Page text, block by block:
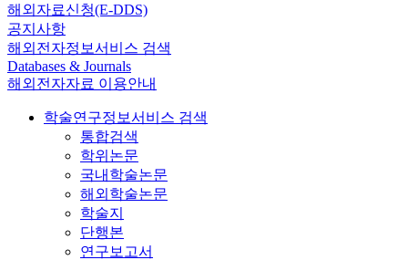
해외자료신청(E-DDS)
공지사항
해외전자정보서비스 검색
Databases & Journals
해외전자자료 이용안내
학술연구정보서비스 검색
통합검색
학위논문
국내학술논문
해외학술논문
학술지
단행본
연구보고서